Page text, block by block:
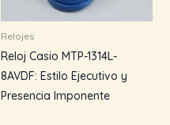
Relojes
Reloj Casio MTP-1314L-
8AVDF: Estilo Ejecutivo y
Presencia Imponente